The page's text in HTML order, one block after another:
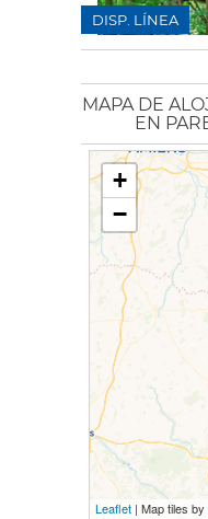
DISP. LÍNEA
MAPA DE
EN
+
−
Leaflet| Map tiles by